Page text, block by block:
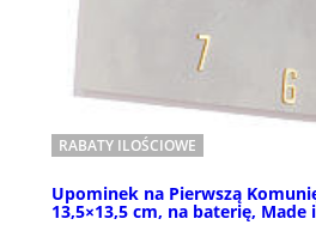
RABATY ILOŚCIOWE
Upominek na Pierwszą
13,5×13,5 cm, na baterię, Made